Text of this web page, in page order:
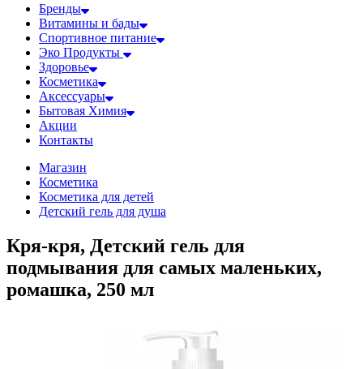
Бренды
Витамины и бады
Спортивное питание
Эко Продукты
Здоровье
Косметика
Аксессуары
Бытовая Химия
Акции
Контакты
Магазин
Косметика
Косметика для детей
Детский гель для душа
Кря-кря, Детский гель для
подмывания для самых маленьких,
ромашка, 250 мл